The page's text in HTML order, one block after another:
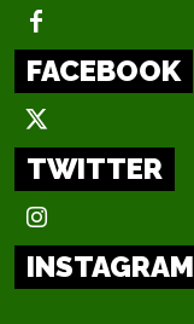
FACEBOOK
TWITTER
INSTAGRAM